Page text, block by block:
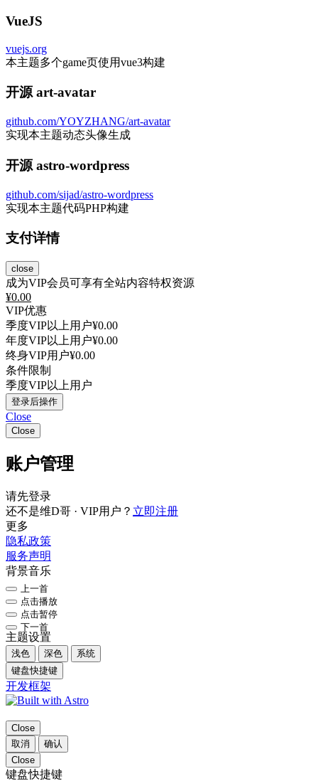
VueJS
vuejs.org
本主题多个game页使用vue3构建
开源 art-avatar
github.com/YOYZHANG/art-avatar
实现本主题动态头像生成
开源 astro-wordpress
github.com/sijad/astro-wordpress
实现本主题代码PHP构建
支付详情
close
成为VIP会员可享有全站内容特权资源
¥0.00
VIP优惠
季度VIP以上用户¥0.00
年度VIP以上用户¥0.00
终身VIP用户¥0.00
条件限制
季度VIP以上用户
登录后操作
Close
Close
账户管理
请先登录
还不是维D哥 · VIP用户？ 立即注册
更多
隐私政策
服务声明
背景音乐
上一首
点击播放
点击暂停
下一首
主题设置
浅色 深色
系统
键盘快捷键
开发框架
Close
取消
确认
Close
键盘快捷键